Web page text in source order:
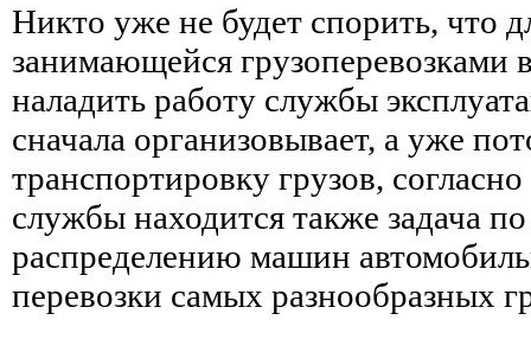
Никто уже не будет спорить, что
занимающейся грузоперевозками
наладить работу службы
сначала организовывает, а уже
транспортировку грузов,
службы находится также задача
распределению машин
перевозки самых разнообразных